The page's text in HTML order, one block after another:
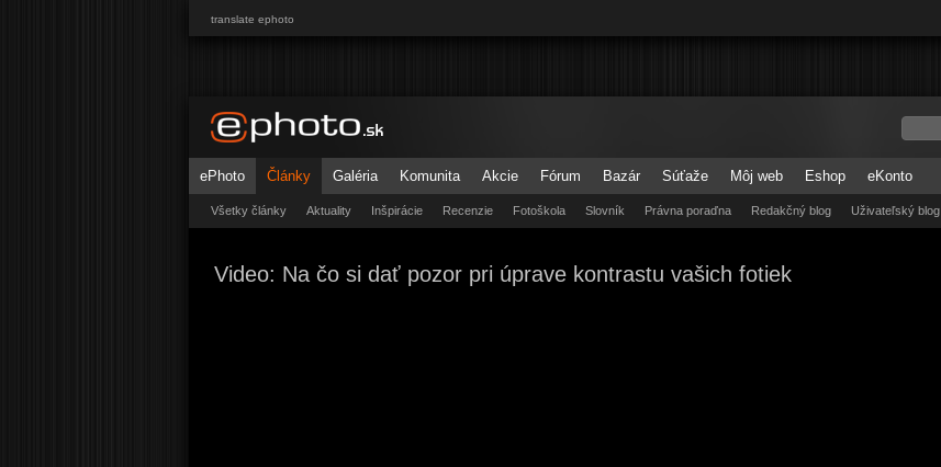
translate ephoto
ePhoto Články
Všetky články Aktuality Inšpirácie Recenzie Fotoškola Slovník Právna poraďna Redakčný blog Uživateľský blog
Galéria Komunita Akcie Fórum Bazár Súťaže Môj web Eshop eKonto
Video: Na čo si dať pozor pri úprave kontrastu vašich fotiek